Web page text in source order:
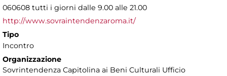
060608 tutti i giorni dalle 9.00 alle 21.00
http://www.sovraintendenzaroma.it/
Tipo
Incontro
Organizzazione
Sovrintendenza Capitolina ai Beni Culturali Ufficio